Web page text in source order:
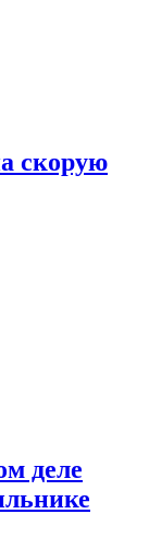
скорую
деле